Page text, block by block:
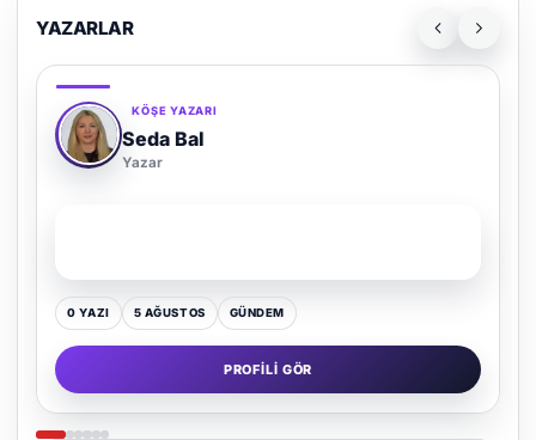
YAZARLAR
KÖŞE YAZARI
Adem Demir
Yazar
0 YAZI 16 TEMMUZ GÜNDEM
PROFILI GÖR